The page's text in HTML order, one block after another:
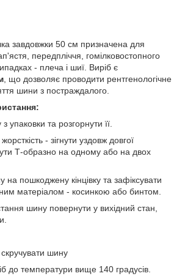
завдовжки 50 см призначена для
передпліччя, гомілковостопного
- плеча і шиї. Виріб є
, що дозволяє проводити рентгенологічне
шини з постраждалого.
упаковки та розгорнути її.
- зігнути уздовж довгої
Т-образно на одному або на двох
на пошкоджену кінцівку та зафіксувати
матеріалом - косинкою або бинтом.
шину повернути у вихідний стан,
скручувати шину
до температури вище 140 градусів.